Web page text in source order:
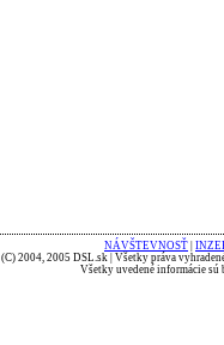
NÁVŠTEVNOSŤ
(C) 2004, 2005 DSL.sk | Všetky práva
Všetky uvedené informácie sú